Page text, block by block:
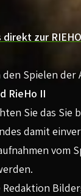
zur
Spielen der
RieHo II
Sie das Sie
damit
vom
Redaktion